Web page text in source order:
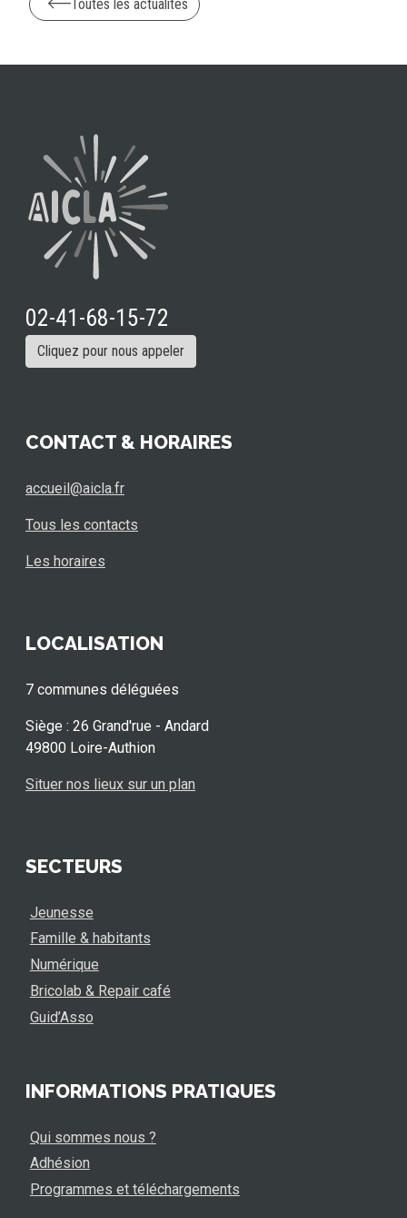
Toutes les actualités
02-41-68-15-72
Cliquez pour nous appeler
CONTACT & HORAIRES
accueil@aicla.fr
Tous les contacts
Les horaires
LOCALISATION
7 communes déléguées
Siège : 26 Grand'rue - Andard
49800 Loire-Authion
Situer nos lieux sur un plan
SECTEURS
Jeunesse
Famille & habitants
Numérique
Bricolab & Repair café
Guid’Asso
INFORMATIONS PRATIQUES
Qui sommes nous ?
Adhésion
Programmes et téléchargements